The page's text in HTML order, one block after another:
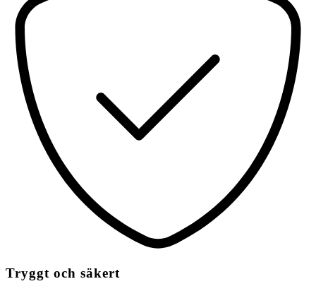
Tryggt och säkert